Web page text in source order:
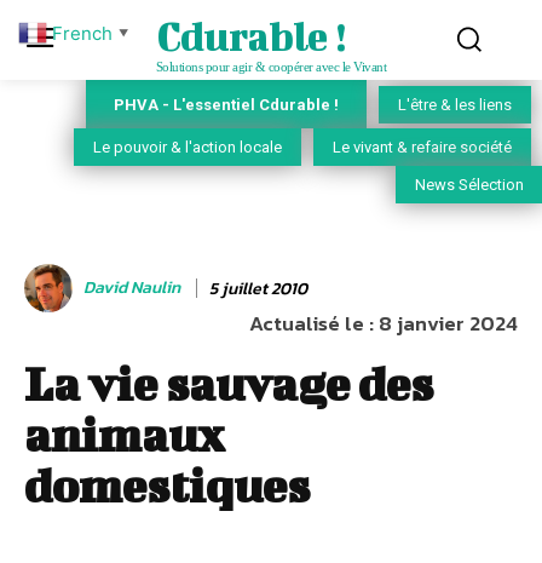
Cdurable !
Solutions pour agir & coopérer avec le Vivant
PHVA - L'essentiel Cdurable ! L'être & les liens
Le pouvoir & l'action locale Le vivant & refaire société
News Sélection
David Naulin 5 juillet 2010
Actualisé le :8 janvier 2024
La vie sauvage des
animaux
domestiques
French ▼